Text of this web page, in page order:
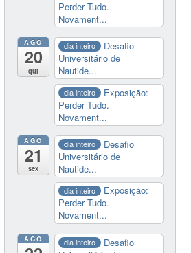
Perder Tudo.
Novament...
AGO
20
qui
dia inteiro
Desafio
Universitário de
Nautide...
dia inteiro
Exposição:
Perder Tudo.
Novament...
AGO
21
sex
dia inteiro
Desafio
Universitário de
Nautide...
dia inteiro
Exposição:
Perder Tudo.
Novament...
AGO dia inteiro
Desafio